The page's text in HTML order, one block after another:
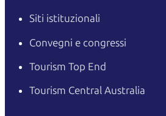
Siti istituzionali
Convegni e congressi
Tourism Top End
Tourism Central Australia